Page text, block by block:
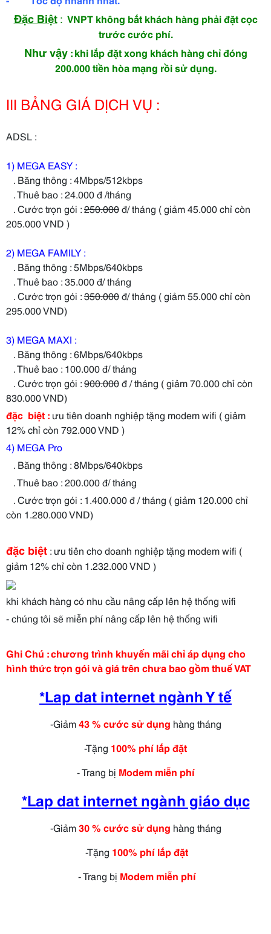
Đặc Biệt: VNPT không bắt khách hàng phải đặt cọc
trước cước phí.
Như vậy: khi lắp đặt xong khách hàng chỉ đóng
200.000 tiền hòa mạng rồi sử dụng.
III BẢNG GIÁ DỊCH VỤ :
ADSL :
1) MEGA EASY :
. Băng thông : 4Mbps/512kbps
. Thuê bao : 24.000 đ /tháng
. Cước trọn gói :250.000đ/ tháng ( giảm 45.000 chỉ còn
205.000 VND )
2) MEGA FAMILY :
. Băng thông : 5Mbps/640kbps
. Thuê bao : 35.000 đ/ tháng
. Cước trọn gói :350.000đ/ tháng ( giảm 55.000 chỉ còn
295.000 VND)
3) MEGA MAXI :
. Băng thông : 6Mbps/640kbps
. Thuê bao : 100.000 đ/ tháng
. Cước trọn gói :900.000đ / tháng ( giảm 70.000 chỉ còn
830.000 VND)
đặc biệt : ưu tiên doanh nghiệp tặng modem wifi ( giảm
12% chỉ còn 792.000 VND )
4) MEGA Pro
. Băng thông : 8Mbps/640kbps
. Thuê bao : 200.000 đ/ tháng
. Cước trọn gói : 1.400.000 đ / tháng ( giảm 120.000 chỉ
còn 1.280.000 VND)
đặc biệt : ưu tiên cho doanh nghiệp tặng modem wifi (
giảm 12% chỉ còn 1.232.000 VND )
khi khách hàng có nhu cầu nâng cấp lên hệ thống wifi
- chúng tôi sẽ miễn phí nâng cấp lên hệ thống wifi
Ghi Chú : chương trình khuyến mãi chỉ áp dụng cho
hình thức trọn gói và giá trên chưa bao gồm thuế VAT
*Lap dat internet ngành Y tế
-Giảm43% cước sử dụng hàng tháng
-Tặng 100% phí lắp đặt
- Trang bị Modem miễn phí
*Lap dat internet ngành giáo dục
-Giảm30 % cước sử dụng hàng tháng
-Tặng 100% phí lắp đặt
- Trang bị Modem miễn phí